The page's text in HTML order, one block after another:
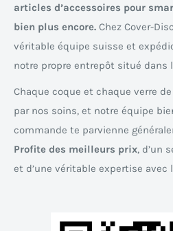
articles d’accessoires pour
bien plus encore. Chez Cover-
véritable équipe suisse et
notre propre entrepôt situé dans
Chaque coque et chaque verre
par nos soins, et notre équipe
commande te parvienne
Profite des meilleurs prix, d’un
et d’une véritable expertise avec